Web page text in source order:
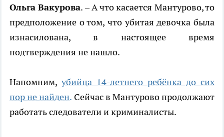
Ольга Вакурова. – А что касается Мантурово, то
предположение о том, что убитая девочка была
изнасилована, в настоящее время
подтверждения не нашло.
Напомним, убийца 14-летнего ребёнка до сих
пор не найден. Сейчас в Мантурово продолжают
работать следователи и криминалисты.